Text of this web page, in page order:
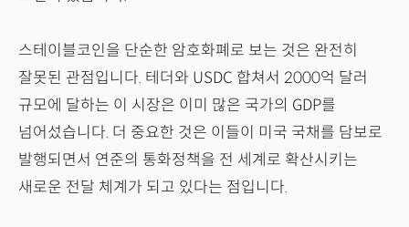
스테이블코인을 단순한 암호화폐로 보는 것은 완전히
잘못된 관점입니다. 테더와 USDC 합쳐서 2000억 달러
규모에 달하는 이 시장은 이미 많은 국가의 GDP를
넘어섰습니다. 더 중요한 것은 이들이 미국 국채를 담보로
발행되면서 연준의 통화정책을 전 세계로 확산시키는
새로운 전달 체계가 되고 있다는 점입니다.